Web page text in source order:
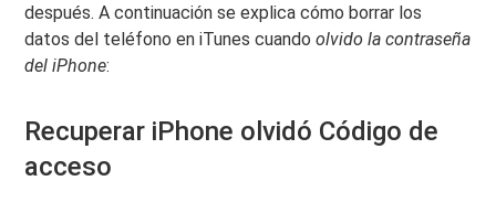
después. A continuación se explica cómo borrar los
datos del teléfono en iTunes cuandoolvido la contraseña
del iPhone:
Recuperar iPhone olvidó Código de
acceso